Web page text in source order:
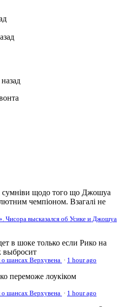
щодо того що Джошуа
чемпіоном. Взагалі не
Чисора высказался об Усике и Джошуа
в шоке только если Рико на
выбросит
шансах Верхувена · 1 hour ago
переможе лоукіком
шансах Верхувена · 1 hour ago